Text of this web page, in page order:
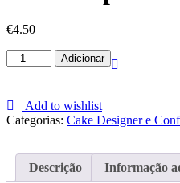
€4.50
Quantidade
de
p/
Chocolate
ColorPaste
15g
Adicionar
Add to wishlist
Categorias: Cake Designer e
Descrição Informação